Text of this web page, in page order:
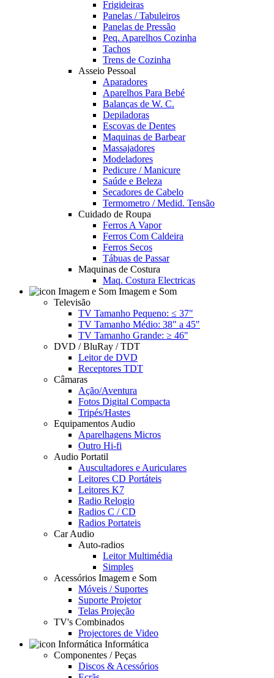
Frigideiras
Panelas / Tabuleiros
Panelas de Pressão
Peq. Aparelhos Cozinha
Tachos
Trens de Cozinha
Asseio Pessoal
Aparadores
Aparelhos Para Bebé
Balanças de W. C.
Depiladoras
Escovas de Dentes
Maquinas de Barbear
Massajadores
Modeladores
Pedicure / Manicure
Saúde e Beleza
Secadores de Cabelo
Termometro / Medid. Tensão
Cuidado de Roupa
Ferros A Vapor
Ferros Com Caldeira
Ferros Secos
Tábuas de Passar
Maquinas de Costura
Maq. Costura Electricas
Imagem e Som
Televisão
TV Tamanho Pequeno: ≤ 37"
TV Tamanho Médio: 38" a 45"
TV Tamanho Grande: ≥ 46"
DVD / BluRay / TDT
Leitor de DVD
Receptores TDT
Câmaras
Ação/Aventura
Fotos Digital Compacta
Tripés/Hastes
Equipamentos Audio
Aparelhagens Micros
Outro Hi-fi
Audio Portatil
Auscultadores e Auriculares
Leitores CD Portáteis
Leitores K7
Radio Relogio
Radios C / CD
Radios Portateis
Car Audio
Auto-radios
Leitor Multimédia
Simples
Acessórios Imagem e Som
Móveis / Suportes
Suporte Projetor
Telas Projeção
TV's Combinados
Projectores de Video
Informática
Componentes / Peças
Discos & Acessórios